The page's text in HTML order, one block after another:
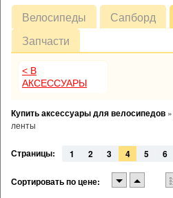
Велосипеды Сапборд
Запчасти
< В
АКСЕССУАРЫ
Купить аксессуары для велосипедов »
ленты
Страницы: 1 2 3 4 5 6
Сортировать по цене: